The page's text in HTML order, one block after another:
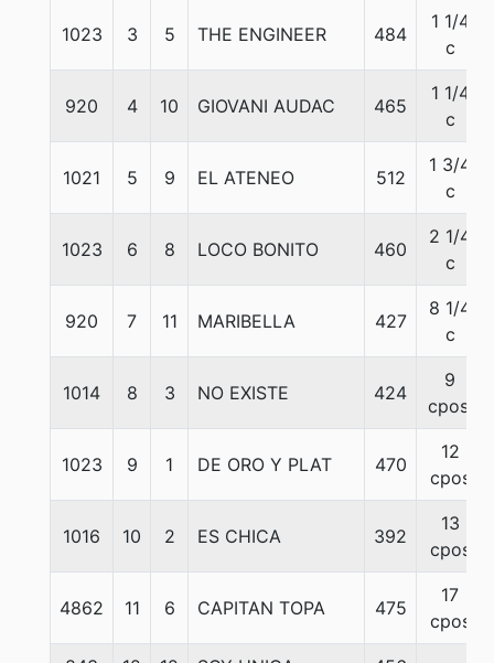
1023 3 5 THE ENGINEER 484
1 1/4
c
920 4 10 GIOVANI AUDAC 465
1 1/4
c
1021 5 9 EL ATENEO 512
1 3/4
c
1023 6 8 LOCO BONITO 460
2 1/4
c
920 7 11 MARIBELLA 427
8 1/4
c
1014 8 3 NO EXISTE 424
9
cpos.
1023 9 1 DE ORO Y PLAT 470
12
cpos
1016 10 2 ES CHICA 392
13
cpos
4862 11 6 CAPITAN TOPA 475
17
cpos